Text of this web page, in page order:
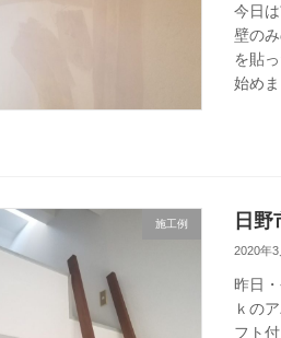
今日
壁の
を貼
始め
施工例 日
2020年
昨日
ｋの
フト